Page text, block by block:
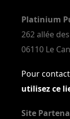
Platinium
262 allée
06110 Le
Pour
utilisez ce
Site